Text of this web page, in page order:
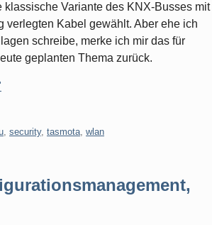
Variante des KNX-Busses mit
verlegten Kabel gewählt. Aber ehe ich
schreibe, merke ich mir das für
geplanten Thema zurück.
, security, tasmota, wlan